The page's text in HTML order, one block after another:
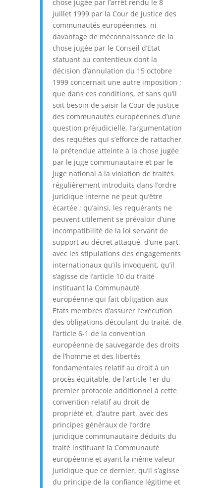
chose jugée par l’arrêt rendu le 8
juillet 1999 par la Cour de justice des
communautés européennes, ni
davantage de méconnaissance de la
chose jugée par le Conseil d’Etat
statuant au contentieux dont la
décision d’annulation du 15 octobre
1999 concernait une autre imposition ;
que dans ces conditions, et sans qu’il
soit besoin de saisir la Cour de justice
des communautés européennes d’une
question préjudicielle, l’argumentation
des requêtes qui s’efforce de rattacher
la prétendue atteinte à la chose jugée
par le juge communautaire et par le
juge national à la violation de traités
régulièrement introduits dans l’ordre
juridique interne ne peut qu’être
écartée ; qu’ainsi, les requérants ne
peuvent utilement se prévaloir d’une
incompatibilité de la loi servant de
support au décret attaqué, d’une part,
avec les stipulations des engagements
internationaux qu’ils invoquent, qu’il
s’agisse de l’article 10 du traité
instituant la Communauté
européenne qui fait obligation aux
Etats membres d’assurer l’exécution
des obligations découlant du traité, de
l’article 6-1 de la convention
européenne de sauvegarde des droits
de l’homme et des libertés
fondamentales relatif au droit à un
procès équitable, de l’article 1er du
premier protocole additionnel à cette
convention relatif au droit de
propriété et, d’autre part, avec des
principes généraux de l’ordre
juridique communautaire déduits du
traité instituant la Communauté
européenne et ayant la même valeur
juridique que ce dernier, qu’il s’agisse
du principe de la confiance légitime et